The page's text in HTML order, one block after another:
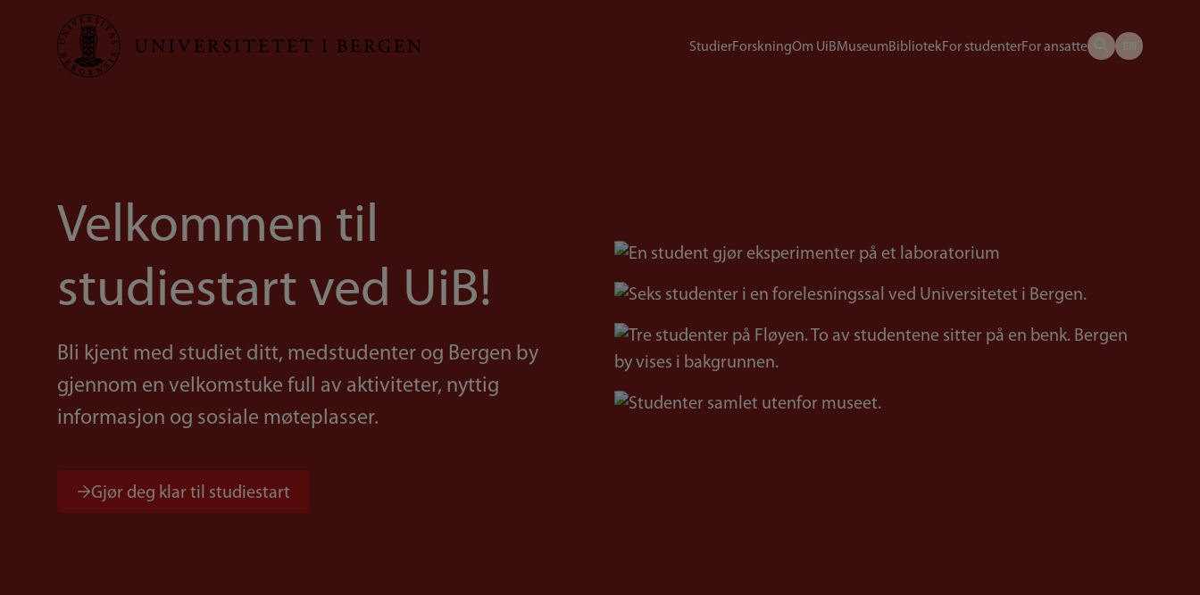
Hopp
StudierForskningOm UiBMuseumBibliotekFor studenterFor ansatte
Velkommen til
studiestart ved UiB!
Bli kjent med studiet ditt, medstudenter og Bergen by
gjennom en velkomstuke full av aktiviteter, nyttig
informasjon og sosiale møteplasser.
Gjør deg klar til studiestart
Bilde
Bilde
Bilde
Bilde